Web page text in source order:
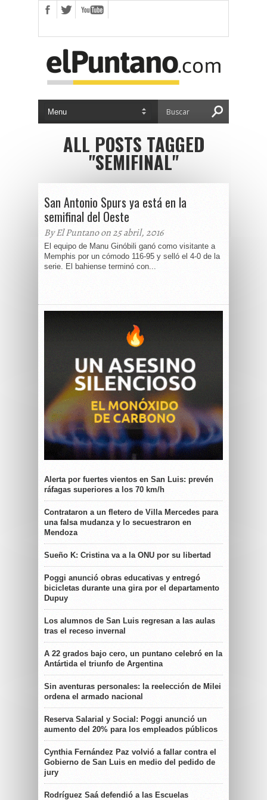
ALL POSTS TAGGED
"SEMIFINAL"
San Antonio Spurs ya está en la
semifinal del Oeste
By El Puntano on 25 abril, 2016
El equipo de Manu Ginóbili ganó como visitante a
Memphis por un cómodo 116-95 y selló el 4-0 de la
serie. El bahiense terminó con...
Alerta por fuertes vientos en San Luis: prevén
ráfagas superiores a los 70 km/h
Contrataron a un fletero de Villa Mercedes para
una falsa mudanza y lo secuestraron en
Mendoza
Sueño K: Cristina va a la ONU por su libertad
Poggi anunció obras educativas y entregó
bicicletas durante una gira por el departamento
Dupuy
Los alumnos de San Luis regresan a las aulas
tras el receso invernal
A 22 grados bajo cero, un puntano celebró en la
Antártida el triunfo de Argentina
Sin aventuras personales: la reelección de Milei
ordena el armado nacional
Reserva Salarial y Social: Poggi anunció un
aumento del 20% para los empleados públicos
Cynthia Fernández Paz volvió a fallar contra el
Gobierno de San Luis en medio del pedido de
jury
Rodríguez Saá defendió a las Escuelas